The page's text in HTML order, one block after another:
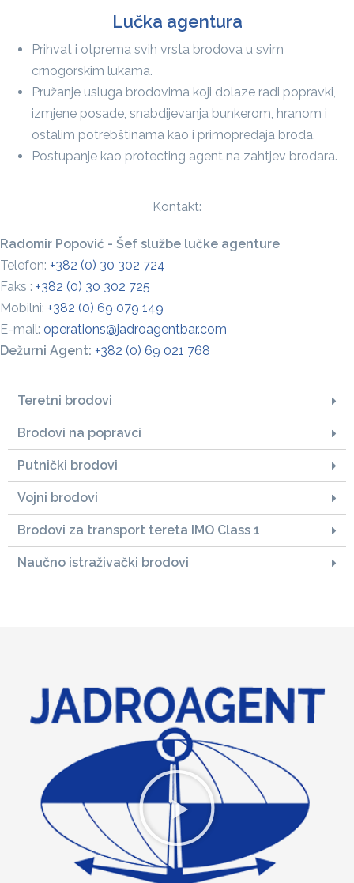
Lučka agentura
Prihvat i otprema svih vrsta brodova u svim
crnogorskim lukama.
Pružanje usluga brodovima koji dolaze radi popravki,
izmjene posade, snabdijevanja bunkerom, hranom i
ostalim potrebštinama kao i primopredaja broda.
Postupanje kao protecting agent na zahtjev brodara.
Kontakt:
Radomir Popović - Šef službe lučke agenture
Telefon: +382 (0) 30 302 724
Faks : +382 (0) 30 302 725
Mobilni: +382 (0) 69 079 149
E-mail: operations@jadroagentbar.com
Dežurni Agent: +382 (0) 69 021 768
Teretni brodovi
Brodovi na popravci
Putnički brodovi
Vojni brodovi
Brodovi za transport tereta IMO Class 1
Naučno istraživački brodovi